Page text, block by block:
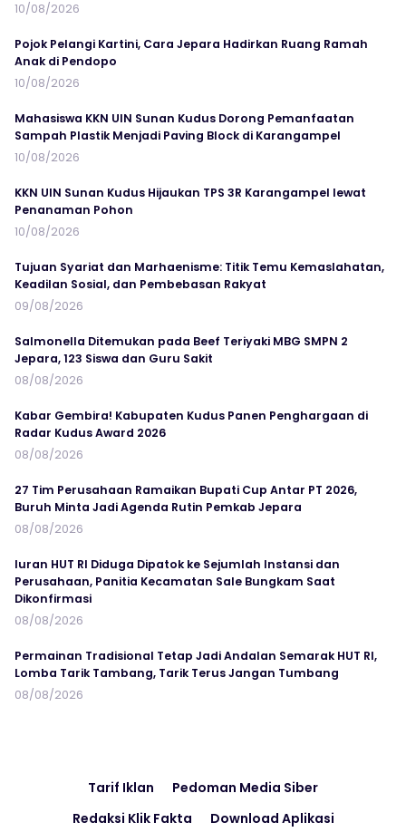
10/08/2026
Pojok Pelangi Kartini, Cara Jepara Hadirkan Ruang Ramah
Anak di Pendopo
10/08/2026
Mahasiswa KKN UIN Sunan Kudus Dorong Pemanfaatan
Sampah Plastik Menjadi Paving Block di Karangampel
10/08/2026
KKN UIN Sunan Kudus Hijaukan TPS 3R Karangampel lewat
Penanaman Pohon
10/08/2026
Tujuan Syariat dan Marhaenisme: Titik Temu Kemaslahatan,
Keadilan Sosial, dan Pembebasan Rakyat
09/08/2026
Salmonella Ditemukan pada Beef Teriyaki MBG SMPN 2
Jepara, 123 Siswa dan Guru Sakit
08/08/2026
Kabar Gembira! Kabupaten Kudus Panen Penghargaan di
Radar Kudus Award 2026
08/08/2026
27 Tim Perusahaan Ramaikan Bupati Cup Antar PT 2026,
Buruh Minta Jadi Agenda Rutin Pemkab Jepara
08/08/2026
Iuran HUT RI Diduga Dipatok ke Sejumlah Instansi dan
Perusahaan, Panitia Kecamatan Sale Bungkam Saat
Dikonfirmasi
08/08/2026
Permainan Tradisional Tetap Jadi Andalan Semarak HUT RI,
Lomba Tarik Tambang, Tarik Terus Jangan Tumbang
08/08/2026
Tarif Iklan
Pedoman Media Siber
Redaksi Klik Fakta
Download Aplikasi